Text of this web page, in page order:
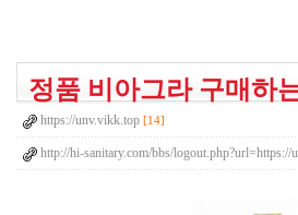
정품 비아그라 구매하
https://unv.vikk.top [14]
http://hi-sanitary.com/bbs/